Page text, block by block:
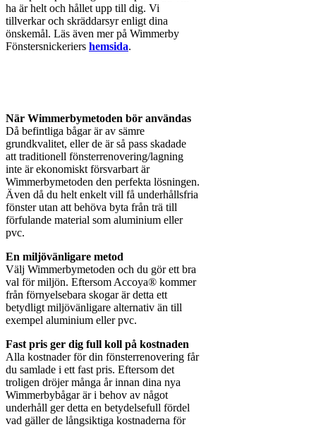
ha är helt och hållet upp till dig. Vi
tillverkar och skräddarsyr enligt dina
önskemål. Läs även mer på Wimmerby
Fönstersnickeriers hemsida.
När Wimmerbymetoden bör användas
Då befintliga bågar är av sämre
grundkvalitet, eller de är så pass skadade
att traditionell fönsterrenovering/lagning
inte är ekonomiskt försvarbart är
Wimmerbymetoden den perfekta lösningen.
Även då du helt enkelt vill få underhållsfria
fönster utan att behöva byta från trä till
förfulande material som aluminium eller
pvc.
En miljövänligare metod
Välj Wimmerbymetoden och du gör ett bra
val för miljön. Eftersom Accoya® kommer
från förnyelsebara skogar är detta ett
betydligt miljövänligare alternativ än till
exempel aluminium eller pvc.
Fast pris ger dig full koll på kostnaden
Alla kostnader för din fönsterrenovering får
du samlade i ett fast pris. Eftersom det
troligen dröjer många år innan dina nya
Wimmerbybågar är i behov av något
underhåll ger detta en betydelsefull fördel
vad gäller de långsiktiga kostnaderna för